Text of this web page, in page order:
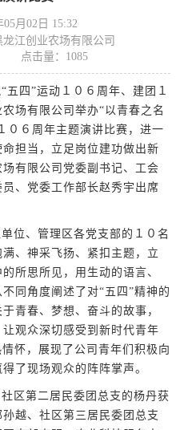
05月02日 15:32
江创业农场有限公司
点击量： 1085
四”运动１０６周年、建团１
场有限公司举办“以青春之名
０６周年主题演讲比赛，进一
担当，立足岗位建功做出新
有限公司党委副书记、工会
、党委工作部长赵秀宇出席
位、管理区各党支部的１０名
、神采飞扬、紧扣主题，立
所思所见，用生动的语言、
同角度阐述了对“五四”精神的
青春、梦想、奋斗的故事，
观众深切感受到新时代青年
怀，展现了公司青年们积极向
了现场观众的阵阵掌声。
区第二居民委团总支的杨丹获
越、社区第三居民委团总支